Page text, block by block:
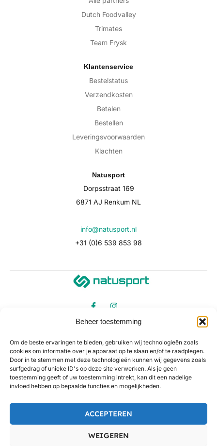
Beheer toestemming
Om de beste ervaringen te bieden, gebruiken wij technologieën zoals
cookies om informatie over je apparaat op te slaan en/of te raadplegen.
Door in te stemmen met deze technologieën kunnen wij gegevens zoals
surfgedrag of unieke ID's op deze site verwerken. Als je geen
toestemming geeft of uw toestemming intrekt, kan dit een nadelige
invloed hebben op bepaalde functies en mogelijkheden.
ACCEPTEREN
WEIGEREN
Dutch Foodvalley
Trimates
Team Frysk
Klantenservice
Bestelstatus
Verzendkosten
Betalen
Bestellen
Leveringsvoorwaarden
Klachten
Natusport
Dorpsstraat 169
6871 AJ Renkum NL
info@natusport.nl
+31 (0)6 539 853 98
Alle prijzen op onze website zijn incl. BTW en